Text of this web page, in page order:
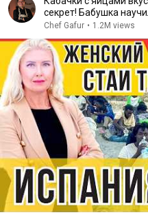
секрет! Бабушка
минут
Chef Gafur • 1.2M views